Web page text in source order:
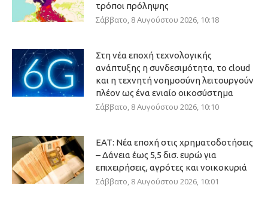
τρόποι πρόληψης
Σάββατο, 8 Αυγούστου 2026, 10:18
Στη νέα εποχή τεχνολογικής
ανάπτυξης η συνδεσιμότητα, το cloud
και η τεχνητή νοημοσύνη λειτουργούν
πλέον ως ένα ενιαίο οικοσύστημα
Σάββατο, 8 Αυγούστου 2026, 10:10
ΕΑΤ: Νέα εποχή στις χρηματοδοτήσεις
– Δάνεια έως 5,5 δισ. ευρώ για
επιχειρήσεις, αγρότες και νοικοκυριά
Σάββατο, 8 Αυγούστου 2026, 10:01